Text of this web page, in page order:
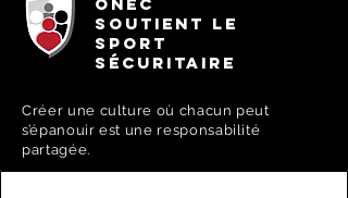
SOUTIENT LE
SPORT
SÉCURITAIRE
Créer une culture où chacun peut
s’épanouir est une responsabilité
partagée.